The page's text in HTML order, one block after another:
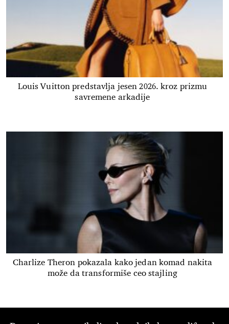
Louis Vuitton predstavlja jesen 2026. kroz prizmu
savremene arkadije
Charlize Theron pokazala kako jedan komad nakita
može da transformiše ceo stajling